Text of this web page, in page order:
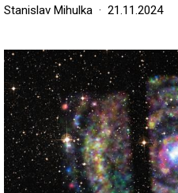
Stanislav Mihulka 21.11.2024
Image